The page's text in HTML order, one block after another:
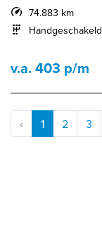
74.883 km
Handgeschakeld
v.a. 403 p/m
‹ 1 2 3